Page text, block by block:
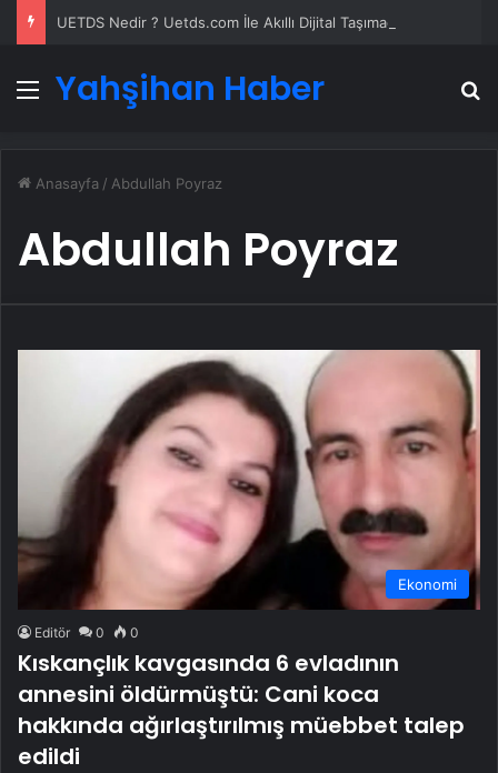
Menü
Yahşihan Haber
Anasayfa / Abdullah Poyraz
Abdullah Poyraz
Ekonomi
Editör 0 0
Kıskançlık kavgasında 6 evladının
annesini öldürmüştü: Cani koca
hakkında ağırlaştırılmış müebbet talep
edildi